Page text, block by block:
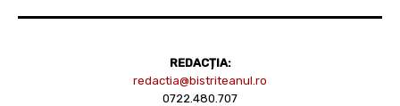
REDACȚIA:
redactia@bistriteanul.ro
0722.480.707